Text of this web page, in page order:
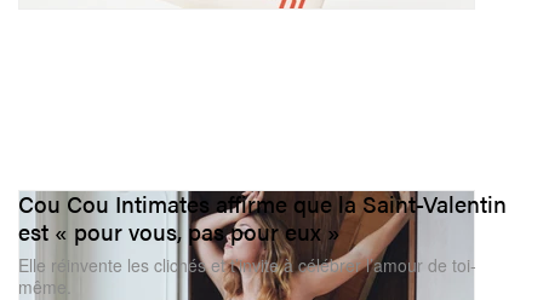
Cou Cou Intimates affirme que la Saint-Valentin
est « pour vous, pas pour eux »
Elle réinvente les clichés et t’invite à célébrer l’amour de toi-
même.